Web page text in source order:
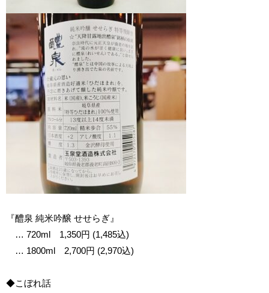
『醴泉 純米吟醸 せせらぎ』
… 720ml 1,350円 (1,485込)
… 1800ml 2,700円 (2,970込)
◆こぼれ話